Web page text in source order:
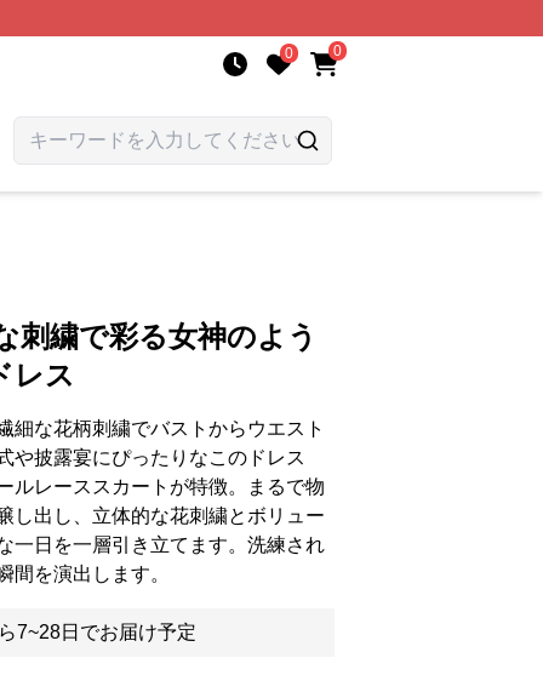
0 0
刺繍で彩る女神のよう
レス
細な花柄刺繍でバストからウエスト
や披露宴にぴったりなこのドレス
ルレーススカートが特徴。まるで物
し出し、立体的な花刺繍とボリュー
一日を一層引き立てます。洗練され
間を演出します。
7~28日でお届け予定